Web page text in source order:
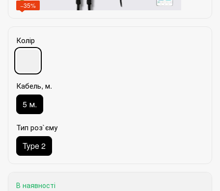
−35%
Колір
Кабель, м.
5 м.
Тип роз`єму
Type 2
В наявності